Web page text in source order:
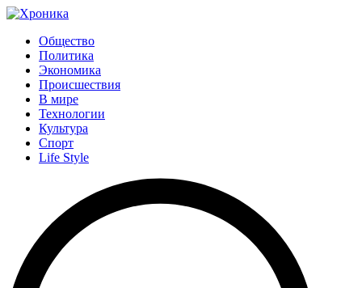
Общество
Политика
Экономика
Происшествия
В мире
Технологии
Культура
Спорт
Life Style